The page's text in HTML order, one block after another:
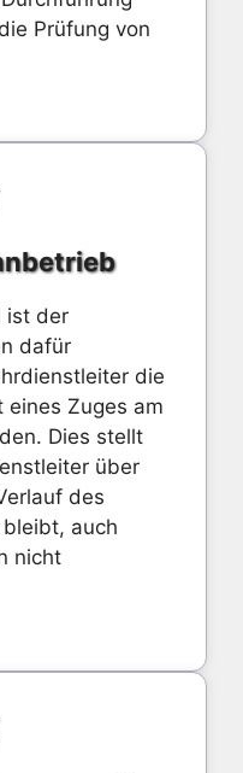
Prüfung von
ist der
dafür
die
Zuges am
Dies stellt
über
des
auch
nicht